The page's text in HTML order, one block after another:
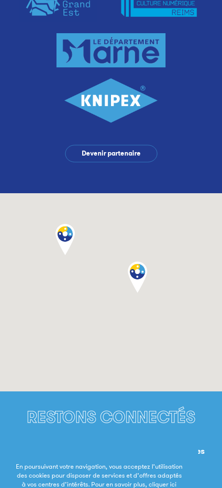
Devenir partenaire
RESTONS CONNECTÉS
présentations des makers et toutes les nouvelles
importantes pour vous tenir au courant.
En poursuivant votre navigation, vous acceptez l’utilisation
des cookies pour disposer de services et d’offres adaptés
à vos centres d’intérêts. Pour en savoir plus, cliquer ici